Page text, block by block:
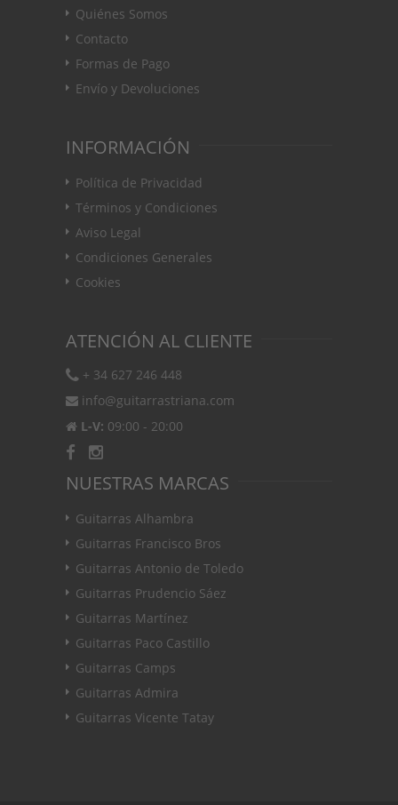
Quiénes Somos
Contacto
Formas de Pago
Envío y Devoluciones
INFORMACIÓN
Política de Privacidad
Términos y Condiciones
Aviso Legal
Condiciones Generales
Cookies
ATENCIÓN AL CLIENTE
+ 34 627 246 448
info@guitarrastriana.com
L-V: 09:00 - 20:00
NUESTRAS MARCAS
Guitarras Alhambra
Guitarras Francisco Bros
Guitarras Antonio de Toledo
Guitarras Prudencio Sáez
Guitarras Martínez
Guitarras Paco Castillo
Guitarras Camps
Guitarras Admira
Guitarras Vicente Tatay